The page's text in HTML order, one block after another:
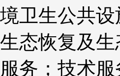
卫生公共
态恢复及
务；技术